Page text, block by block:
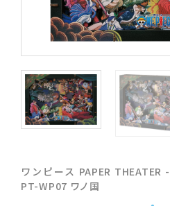
ワンピース PAPER
PT-WP07 ワノ国